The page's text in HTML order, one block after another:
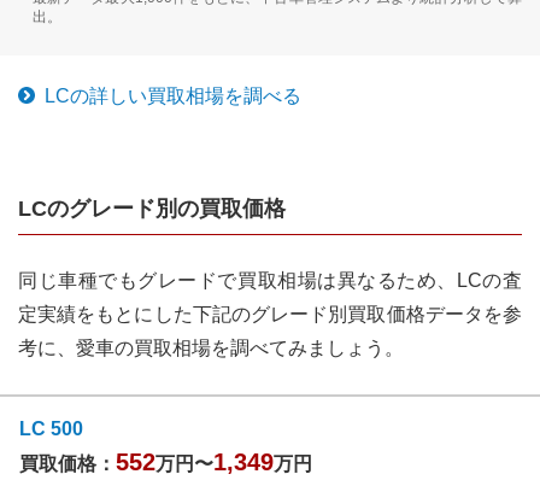
出。
LCの詳しい買取相場を調べる
LCのグレード別の買取価格
同じ車種でもグレードで買取相場は異なるため、 LCの査
定実績をもとにした下記のグレード別買取価格データを参
考に、愛車の買取相場を調べてみましょう。
LC 500
買取価格： 552万円〜1,349万円